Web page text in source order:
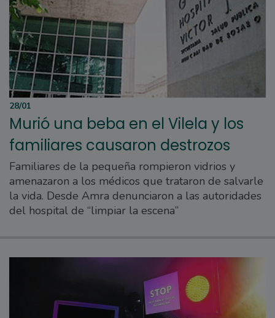
28/01
Murió una beba en el Vilela y los
familiares causaron destrozos
Familiares de la pequeña rompieron vidrios y
amenazaron a los médicos que trataron de salvarle
la vida. Desde Amra denunciaron a las autoridades
del hospital de “limpiar la escena”